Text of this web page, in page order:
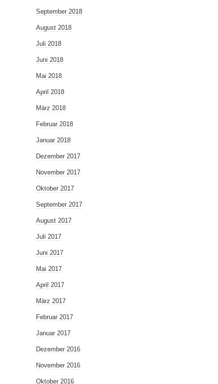
September 2018
August 2018
Juli 2018
Juni 2018
Mai 2018
April 2018
März 2018
Februar 2018
Januar 2018
Dezember 2017
November 2017
Oktober 2017
September 2017
August 2017
Juli 2017
Juni 2017
Mai 2017
April 2017
März 2017
Februar 2017
Januar 2017
Dezember 2016
November 2016
Oktober 2016